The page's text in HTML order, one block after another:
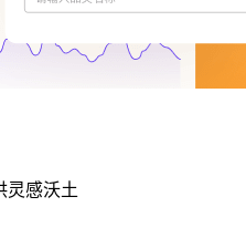
灵感沃土